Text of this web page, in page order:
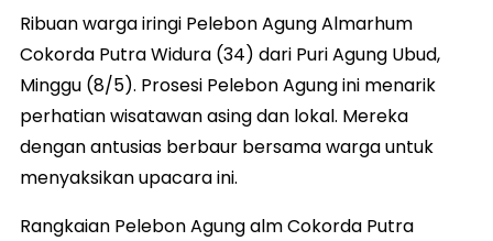
Ribuan warga iringi Pelebon Agung Almarhum
Cokorda Putra Widura (34) dari Puri Agung Ubud,
Minggu (8/5). Prosesi Pelebon Agung ini menarik
perhatian wisatawan asing dan lokal. Mereka
dengan antusias berbaur bersama warga untuk
menyaksikan upacara ini.
Rangkaian Pelebon Agung alm Cokorda Putra